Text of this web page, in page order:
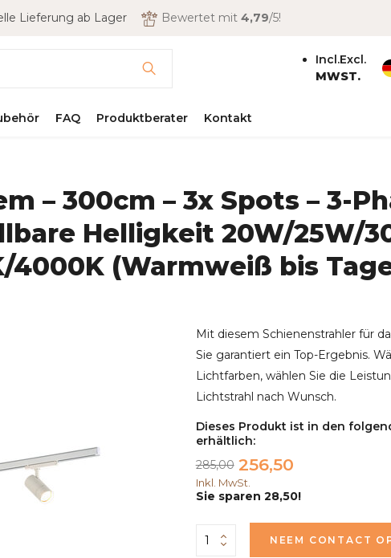
Lieferung ab Lager Bewertet mit 4,79/5!
Incl.Excl.
MWST.
FAQ Produktberater Kontakt
– 300cm – 3x Spots – 3-
Helligkeit 20W/25W/
4000K (Warmweiß bis
Mit diesem Schienenstrahler für
Sie garantiert ein Top-Ergebnis.
Lichtfarben, wählen Sie die
Lichtstrahl nach Wunsch.
Dieses Produkt ist in den
erhältlich:
285,00 256,50
Inkl. MwSt.
Sie sparen 28,50!
NEEM CONTACT